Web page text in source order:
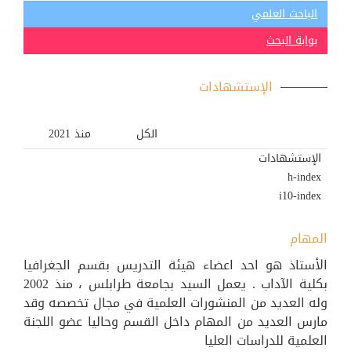
الباحث العلمي
بوابة البحث
الإستشهادات
الكل
منذ 2021
الإستشهادات
h-index
i10-index
المهام
الأستاذ هو احد اعضاء هيئة التدريس بقسم الجغرافيا
بكلية الآداب . يعمل السيد بجامعة طرابلس ، منذ 2002
وله العديد من المنشورات العلمية في مجال تخصصه وقد
مارس العديد من المهام داخل القسم وحاليا عضو اللجنة
العلمية للدراسات العليا